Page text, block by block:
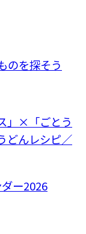
のを探そう
」×「ごとう
どんレシピ／
ー2026